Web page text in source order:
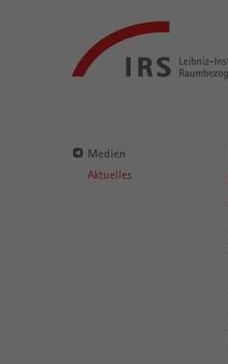
Raumbezogene
Medien
Aktuelles